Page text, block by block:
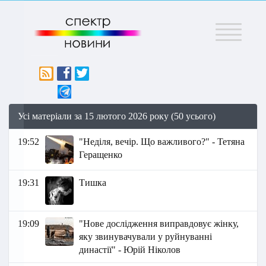
Меню
Усі матеріали за 15 лютого 2026 року (50 усього)
19:52
"Неділя, вечір. Що важливого?" - Тетяна
Геращенко
19:31 Тишкa
19:09
"Нове дослідження виправдовує жінку,
яку звинувачували у руйнуванні
династії" - Юрій Ніколов